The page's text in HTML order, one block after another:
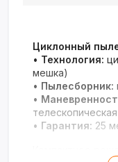
Циклонный
• Технология:
мешка)
• Пылесборник:
•
• Гарантия: 25